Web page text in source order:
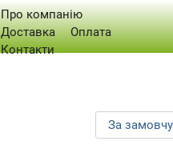
Про компанію
Доставка
Оплата
Контакти